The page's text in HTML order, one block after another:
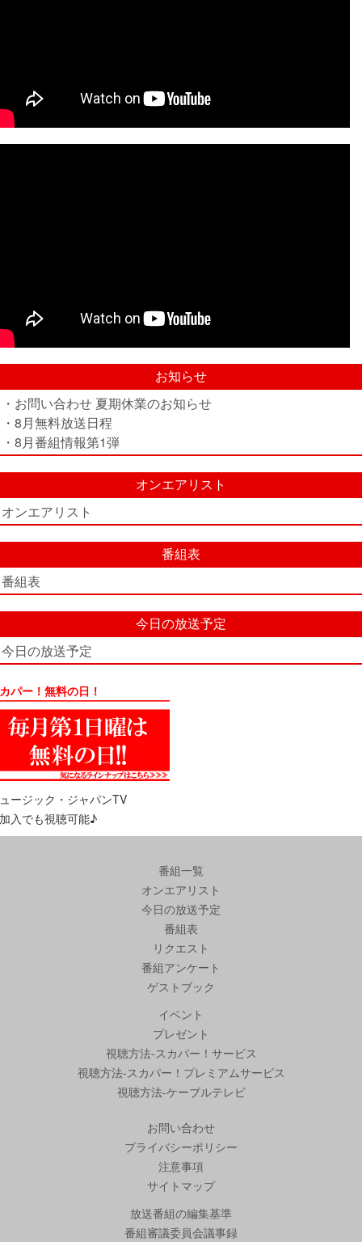
お知らせ
・お問い合わせ 夏期休業のお知らせ
・8月無料放送日程
・8月番組情報第1弾
オンエアリスト
オンエアリスト
番組表
番組表
今日の放送予定
今日の放送予定
パー！無料の日！
ージック・ジャパンTV
入でも視聴可能♪
番組一覧
オンエアリスト
今日の放送予定
番組表
リクエスト
番組アンケート
ゲストブック
イベント
プレゼント
視聴方法-スカパー！サービス
視聴方法-スカパー！プレミアムサービス
視聴方法-ケーブルテレビ
お問い合わせ
プライバシーポリシー
注意事項
サイトマップ
放送番組の編集基準
番組審議委員会議事録